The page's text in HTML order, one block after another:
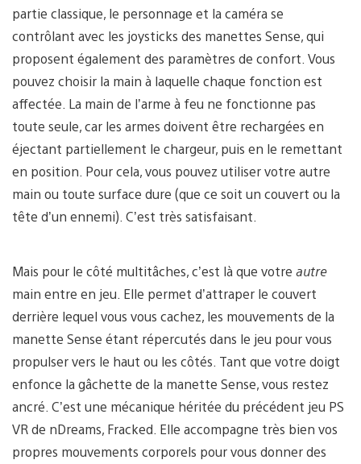
partie classique, le personnage et la caméra se
contrôlant avec les joysticks des manettes Sense, qui
proposent également des paramètres de confort. Vous
pouvez choisir la main à laquelle chaque fonction est
affectée. La main de l’arme à feu ne fonctionne pas
toute seule, car les armes doivent être rechargées en
éjectant partiellement le chargeur, puis en le remettant
en position. Pour cela, vous pouvez utiliser votre autre
main ou toute surface dure (que ce soit un couvert ou la
tête d’un ennemi). C’est très satisfaisant.
Mais pour le côté multitâches, c’est là que votre autre
main entre en jeu. Elle permet d’attraper le couvert
derrière lequel vous vous cachez, les mouvements de la
manette Sense étant répercutés dans le jeu pour vous
propulser vers le haut ou les côtés. Tant que votre doigt
enfonce la gâchette de la manette Sense, vous restez
ancré. C’est une mécanique héritée du précédent jeu PS
VR de nDreams, Fracked. Elle accompagne très bien vos
propres mouvements corporels pour vous donner des